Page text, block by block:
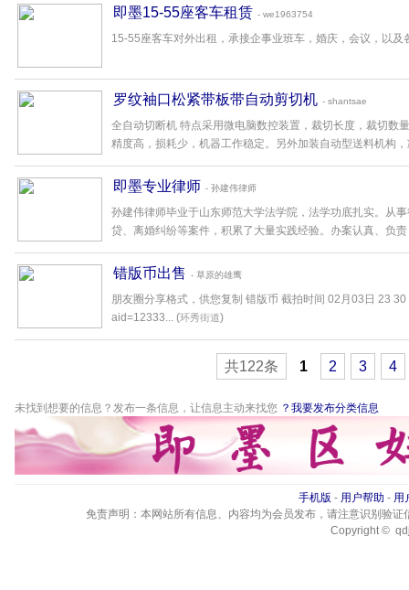
即墨15-55座客车租赁 - we1963754
15-55座客车对外出租，承接企事业班车，婚庆，会议，以
罗纹袖口松紧带板带自动剪切机 - shantsae
全自动切断机 特点采用微电脑数控装置，裁切长度，裁切数
精度高，损耗少，机器工作稳定。另外加装自动型送料机构
即墨专业律师 - 孙建伟律师
孙建伟律师毕业于山东师范大学法学院，法学功底扎实。从
贷、离婚纠纷等案件，积累了大量实践经验。办案认真、负
错版币出售 - 草原的雄鹰
朋友圈分享格式，供您复制 错版币 截拍时间 02月03日 23
aid=12333... (环秀街道)
共122条 1 2 3 4
未找到想要的信息？发布一条信息，让信息主动来找您 ？我要发布分类信息
手机版 - 用户帮助 - 用
免责声明：本网站所有信息、内容均为会员发布，请注意识别验
Copyright ©